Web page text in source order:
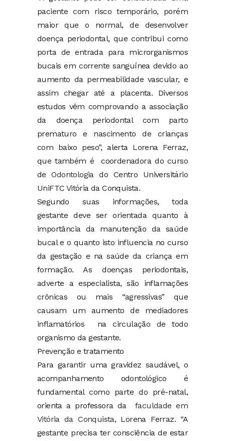
paciente com risco temporário, porém
maior que o normal, de desenvolver
doença periodontal, que contribui como
porta de entrada para microrganismos
bucais em corrente sanguínea devido ao
aumento da permeabilidade vascular, e
assim chegar até a placenta. Diversos
estudos vêm comprovando a associação
da doença periodontal com parto
prematuro e nascimento de crianças
com baixo peso”, alerta Lorena Ferraz,
que também é coordenadora do curso
deOdontologiado Centro Universitário
UniFTC Vitória da Conquista.
Segundo suas informações, toda
gestante deve ser orientada quanto à
importância da manutenção da saúde
bucal e o quanto isto influencia no curso
da gestação e na saúde da criança em
formação. As doenças periodontais,
adverte a especialista, são inflamações
crônicas ou mais “agressivas” que
causam um aumento de mediadores
inflamatórios na circulação de todo
organismo da gestante.
Prevenção e tratamento
Para garantir uma gravidez saudável, o
acompanhamento odontológico é
fundamental como parte do pré-natal,
orienta a professora da faculdade em
Vitória da Conquista, Lorena Ferraz. “A
gestante precisa ter consciência de estar